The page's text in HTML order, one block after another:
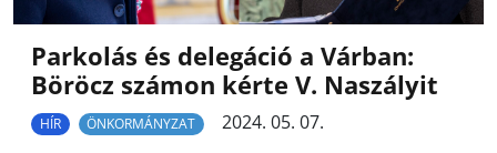
Parkolás és delegáció a Várban:
Böröcz számon kérte V. Naszályit
HÍR ÖNKORMÁNYZAT
2024. 05. 07.